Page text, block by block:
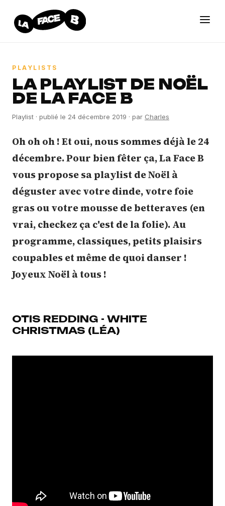
PLAYLISTS
LA PLAYLIST DE NOËL
DE LA FACE B
Playlist · publié le 24 décembre 2019 · par Charles
Oh oh oh ! Et oui, nous sommes déjà le 24
décembre. Pour bien fêter ça, La Face B
vous propose sa playlist de Noël à
déguster avec votre dinde, votre foie
gras ou votre mousse de betteraves (en
vrai, checkez ça c'est de la folie). Au
programme, classiques, petits plaisirs
coupables et même de quoi danser !
Joyeux Noël à tous !
OTIS REDDING - WHITE
CHRISTMAS (LÉA)